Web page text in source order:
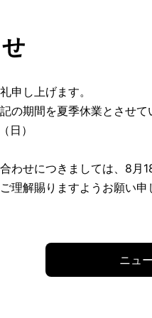
申し上げます。
の期間を夏季休業とさせて
日）
わせにつきましては、8月
理解賜りますようお願い申
ニュ